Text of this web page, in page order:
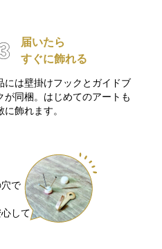
届いたら
すぐに飾れる
には壁掛けフックとガイドブ
が同梱。はじめてのアートも
に飾れます。
で
して